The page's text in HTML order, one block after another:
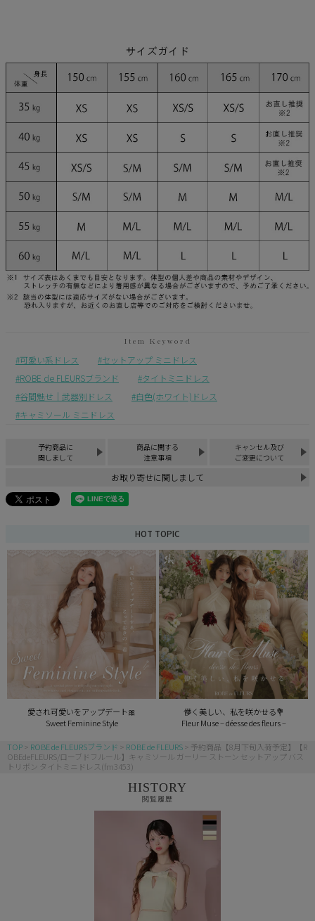
可愛い系ドレス
セットアップ ミニドレス
ROBE de FLEURSブランド
タイトミニドレス
谷間魅せ｜武器別ドレス
白色(ホワイト)ドレス
キャミソール ミニドレス
予約商品に
関しまして
商品に関する
注意事項
キャンセル及び
ご変更について
お取り寄せに関しまして
HOT TOPIC
愛され可愛いをアップデート🎀
Sweet Feminine Style
儚く美しい、私を咲かせる💐
Fleur Muse – déesse des fleurs –
TOP ROBE de FLEURSブランド ROBE de FLEURS
予約商品【8月下旬入荷予定】【R
OBEdeFLEURS/ローブドフルール】キャミソール ガーリー ストーン セットアップ バス
トリボン タイトミニドレス(fm3453)
HISTORY
閲覧履歴